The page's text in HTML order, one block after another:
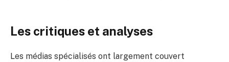
Les critiques et analyses
Les médias spécialisés ont largement couvert